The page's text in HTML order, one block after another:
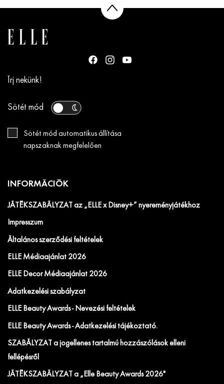
Írj nekünk!
Sötét mód
Sötét mód automatikus állítása
napszaknak megfelelően
INFORMÁCIÓK
JÁTÉKSZABÁLYZAT az „ELLE x Disney+” nyereményjátékhoz
Impresszum
Általános szerződési feltételek
ELLE Médiaajánlat 2026
ELLE Decor Médiaajánlat 2026
Adatkezelési szabályzat
ELLE Beauty Awards - Nevezési feltételek
ELLE Beauty Awards - Adatkezelési tájékoztató.
SZABÁLYZAT a jogellenes tartalmú hozzászólások elleni
fellépésről
JÁTÉKSZABÁLYZAT a „Elle Beauty Awards 2026"